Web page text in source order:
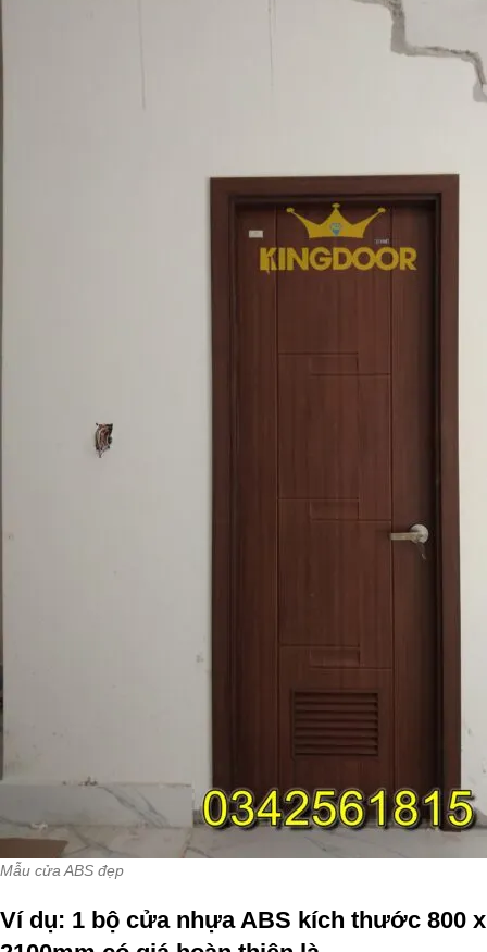
Mẫu cửa ABS đẹp
Ví dụ: 1 bộ cửa nhựa ABS kích thước 800 x